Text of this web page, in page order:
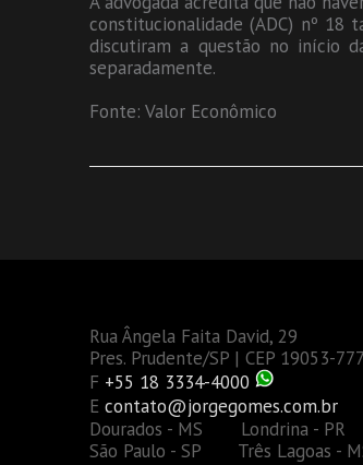
constitucionalidade (ADC) nº 18
discutiram a questão no início
separadamente.
Fonte: Valor Econômico
Rua Ângela Faita David, 29
Pres. Prudente/SP | CEP 19053-777
F +55 18 3334-4000
E contato@jorgegomes.com.br
Dourados - MS Londrina -
São Paulo - SP Três Lagoas -